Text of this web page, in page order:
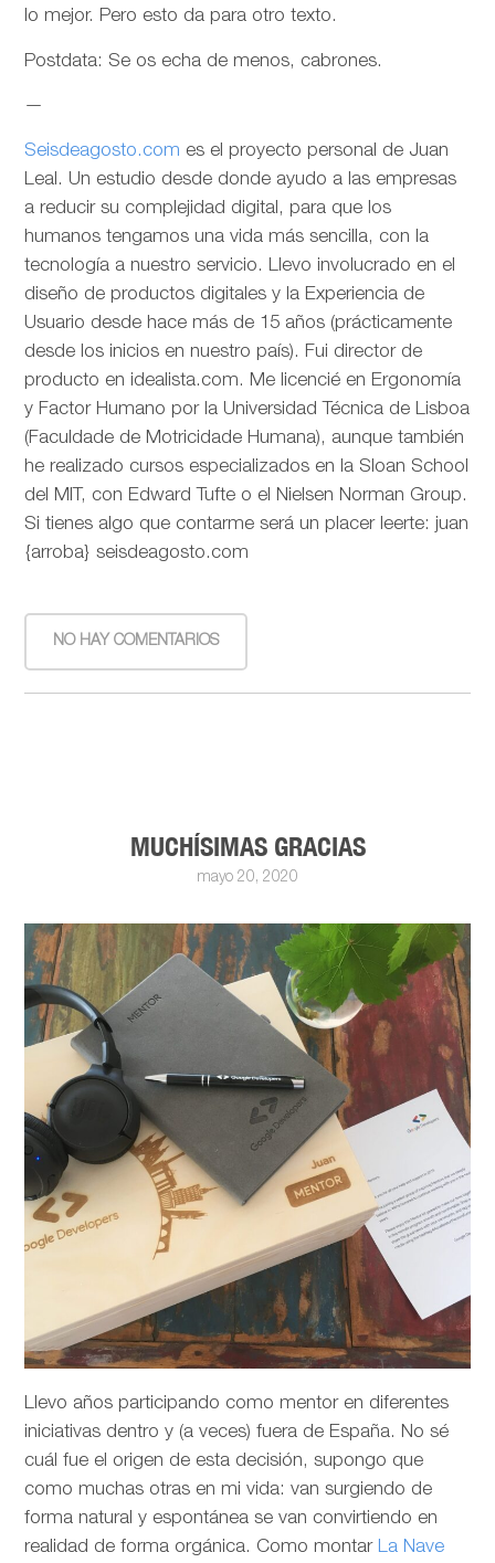
lo mejor. Pero esto da para otro texto.
Postdata: Se os echa de menos, cabrones.
—
Seisdeagosto.com es el proyecto personal de Juan
Leal. Un estudio desde donde ayudo a las empresas
a reducir su complejidad digital, para que los
humanos tengamos una vida más sencilla, con la
tecnología a nuestro servicio. Llevo involucrado en el
diseño de productos digitales y la Experiencia de
Usuario desde hace más de 15 años (prácticamente
desde los inicios en nuestro país). Fui director de
producto en idealista.com. Me licencié en Ergonomía
y Factor Humano por la Universidad Técnica de Lisboa
(Faculdade de Motricidade Humana), aunque también
he realizado cursos especializados en la Sloan School
del MIT, con Edward Tufte o el Nielsen Norman Group.
Si tienes algo que contarme será un placer leerte: juan
{arroba} seisdeagosto.com
NO HAY COMENTARIOS
MUCHÍSIMAS GRACIAS
mayo 20, 2020
Llevo años participando como mentor en diferentes
iniciativas dentro y (a veces) fuera de España. No sé
cuál fue el origen de esta decisión, supongo que
como muchas otras en mi vida: van surgiendo de
forma natural y espontánea se van convirtiendo en
realidad de forma orgánica. Como montar La Nave